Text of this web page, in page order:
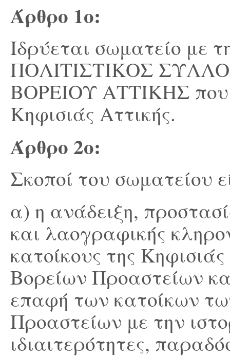
Άρθρο 1ο:
Ιδρύεται σωματείο με
ΠΟΛΙΤΙΣΤΙΚΟΣ
ΒΟΡΕΙΟΥ ΑΤΤΙΚΗΣ που
Κηφισιάς Αττικής.
Άρθρο 2ο:
Σκοποί του σωματείου
α) η ανάδειξη,
και λαογραφικής
κατοίκους της
Βορείων Προαστείων
επαφή των κατοίκων
Προαστείων με την
ιδιαιτερότητες,